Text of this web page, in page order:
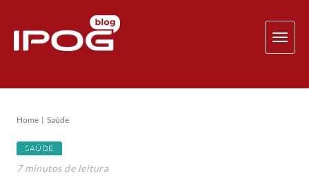
Home Saúde
SAÚDE
7 minutosde leitura